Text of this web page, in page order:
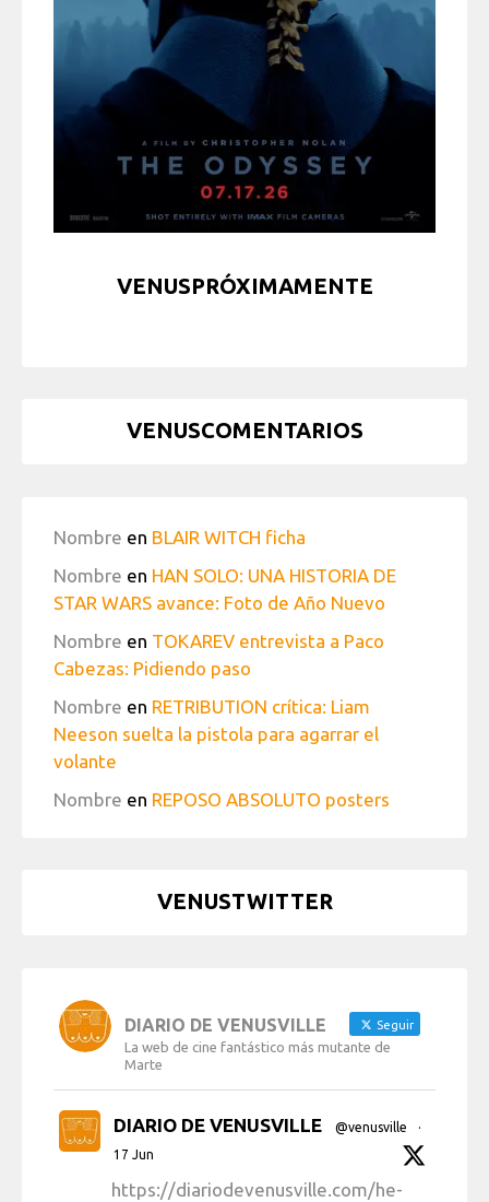
VENUSPRÓXIMAMENTE
VENUSCOMENTARIOS
Nombre en BLAIR WITCH ficha
Nombre en HAN SOLO: UNA HISTORIA DE
STAR WARS avance: Foto de Año Nuevo
Nombre en TOKAREV entrevista a Paco
Cabezas: Pidiendo paso
Nombre en RETRIBUTION crítica: Liam
Neeson suelta la pistola para agarrar el
volante
Nombre en REPOSO ABSOLUTO posters
VENUSTWITTER
DIARIO DE VENUSVILLE Seguir
La web de cine fantástico más mutante de
Marte
DIARIO DE VENUSVILLE @venusville
·
17 Jun
https://diariodevenusville.com/he-